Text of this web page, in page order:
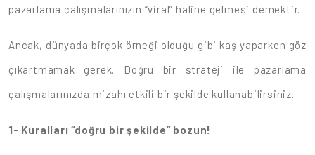
pazarlama çalışmalarınızın “viral” haline gelmesi demektir.
Ancak, dünyada birçok örneği olduğu gibi kaş yaparken göz
çıkartmamak gerek. Doğru bir strateji ile pazarlama
çalışmalarınızda mizahı etkili bir şekilde kullanabilirsiniz.
1- Kuralları “doğru bir şekilde” bozun!